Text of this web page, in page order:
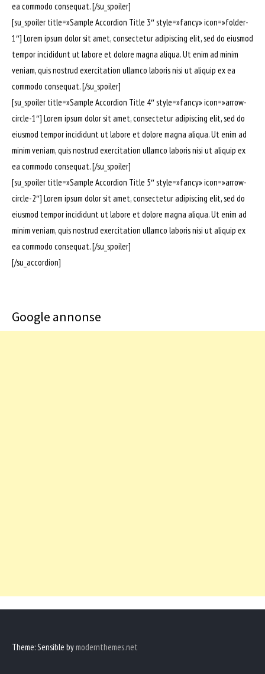
ea commodo consequat. [/su_spoiler]
[su_spoiler title=»Sample Accordion Title 3″ style=»fancy» icon=»folder-
1″] Lorem ipsum dolor sit amet, consectetur adipiscing elit, sed do eiusmod
tempor incididunt ut labore et dolore magna aliqua. Ut enim ad minim
veniam, quis nostrud exercitation ullamco laboris nisi ut aliquip ex ea
commodo consequat. [/su_spoiler]
[su_spoiler title=»Sample Accordion Title 4″ style=»fancy» icon=»arrow-
circle-1″] Lorem ipsum dolor sit amet, consectetur adipiscing elit, sed do
eiusmod tempor incididunt ut labore et dolore magna aliqua. Ut enim ad
minim veniam, quis nostrud exercitation ullamco laboris nisi ut aliquip ex
ea commodo consequat. [/su_spoiler]
[su_spoiler title=»Sample Accordion Title 5″ style=»fancy» icon=»arrow-
circle-2″] Lorem ipsum dolor sit amet, consectetur adipiscing elit, sed do
eiusmod tempor incididunt ut labore et dolore magna aliqua. Ut enim ad
minim veniam, quis nostrud exercitation ullamco laboris nisi ut aliquip ex
ea commodo consequat. [/su_spoiler]
[/su_accordion]
Google annonse
Theme: Sensible by modernthemes.net